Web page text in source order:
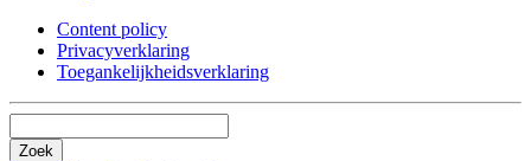
Content policy
Privacyverklaring
Toegankelijkheidsverklaring
Zoek